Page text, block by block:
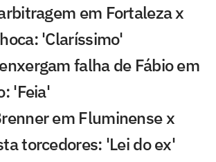
em Fortaleza x
'Claríssimo'
falha de Fábio em
'Feia'
em Fluminense x
torcedores: 'Lei do ex'